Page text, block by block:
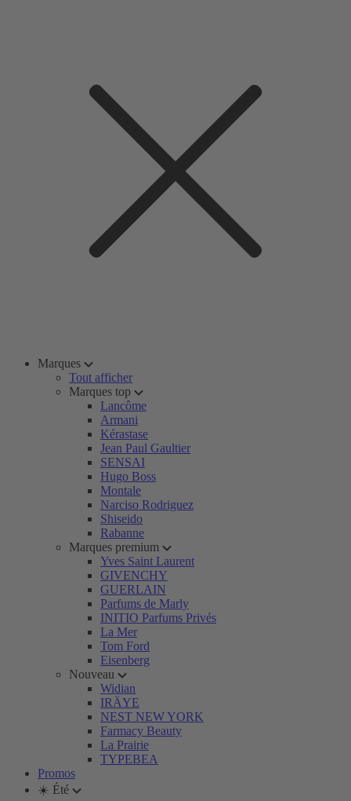
Marques
Tout afficher
Marques top
Lancôme
Armani
Kérastase
Jean Paul Gaultier
SENSAI
Hugo Boss
Montale
Narciso Rodriguez
Shiseido
Rabanne
Marques premium
Yves Saint Laurent
GIVENCHY
GUERLAIN
Parfums de Marly
INITIO Parfums Privés
La Mer
Tom Ford
Eisenberg
Nouveau
Widian
IRÄYE
NEST NEW YORK
Farmacy Beauty
La Prairie
TYPEBEA
Promos
☀️ Été